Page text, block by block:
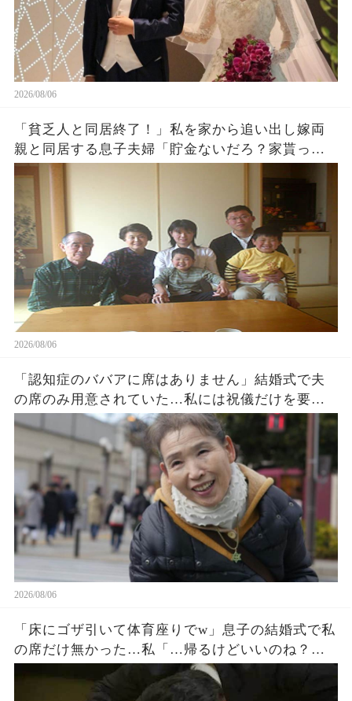
2026/08/06
「貧乏人と同居終了！」私を家から追い出し嫁両
親と同居する息子夫婦「貯金ないだろ？家貰った
ら用済みでーすw」1週間後、息子から100件鬼電
2026/08/06
「認知症のババアに席はありません」結婚式で夫
の席のみ用意されていた…私には祝儀だけを要求
する息子夫婦。私たち夫婦は無言で式場を去った
→直後、料金未納で結婚式は取り消された
2026/08/06
「床にゴザ引いて体育座りでw」息子の結婚式で私
の席だけ無かった…私「…帰るけどいいのね？」
息子嫁「とっとと帰れw」→30分後、結婚式でトラ
ブルが起きたw